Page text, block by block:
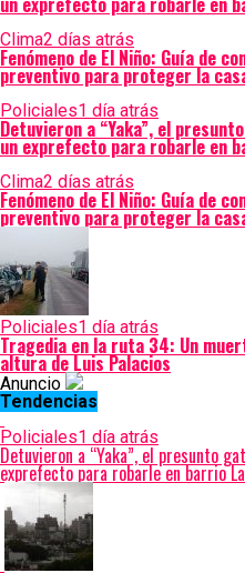
Clima2 días atrás
Fenómeno de El Niño: Guía de
preventivo para proteger la
Policiales1 día atrás
Detuvieron a “Yaka”, el
un exprefecto para robarle en
Clima2 días atrás
Fenómeno de El Niño: Guía de
preventivo para proteger la
Policiales1 día atrás
Tragedia en la ruta 34: Un
altura de Luis Palacios
Anuncio
Tendencias
Policiales1 día atrás
Detuvieron a “Yaka”, el presunto
exprefecto para robarle en barrio